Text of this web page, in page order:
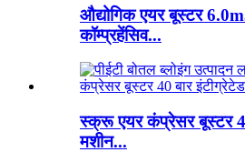
औद्योगिक एयर बूस्टर
कॉम्प्रहेंसिव...
स्क्रू एयर कंप्रेसर बूस्टर
मशीन...